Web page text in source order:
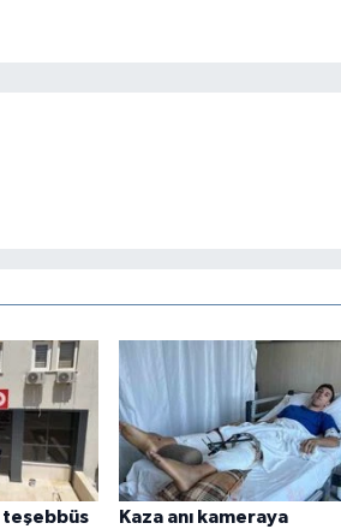
teşebbüs
Kaza anı kameraya